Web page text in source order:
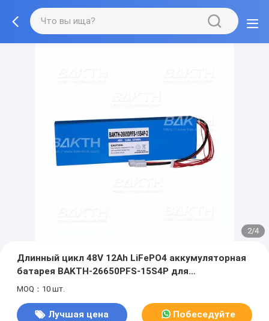
2/4
Длинный цикл 48V 12Ah LiFePO4 аккумуляторная
батарея BAKTH-26650PFS-15S4P для
портативного питания
MOQ：10 шт.
Лучшая цена Побеседуйте